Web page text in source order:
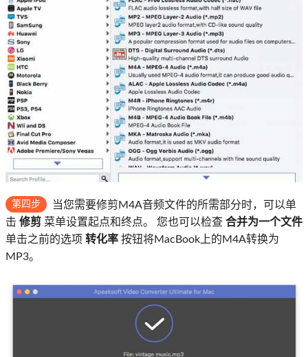
第四步
当您需要修剪M4A音频文件的所需部分时，可以单
击 修剪 菜单设置起点和终点。 您也可以检查 合并为一个文件
单击之前的选项 转化率 按钮将MacBook上的M4A转换为
MP3。